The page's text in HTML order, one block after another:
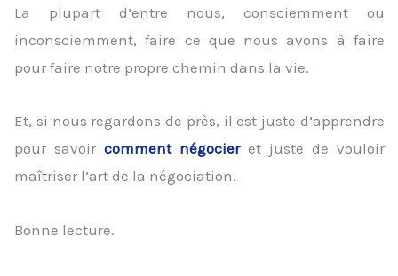
La plupart d’entre nous, consciemment ou
inconsciemment, faire ce que nous avons à faire
pour faire notre propre chemin dans la vie.
Et, si nous regardons de près, il est juste d’apprendre
pour savoir comment négocieret juste de vouloir
maîtriser l’art de la négociation.
Bonne lecture.